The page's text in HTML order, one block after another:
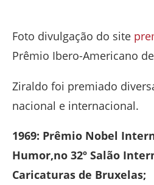
Foto divulgação do site
Prêmio Ibero-Americano
Ziraldo foi premiado
nacional e internacional.
1969: Prêmio Nobel
Humor,no 32º Salão
Caricaturas de Bruxelas;